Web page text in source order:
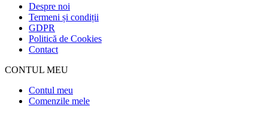
Despre noi
Termeni și condiții
GDPR
Politică de Cookies
Contact
CONTUL MEU
Contul meu
Comenzile mele